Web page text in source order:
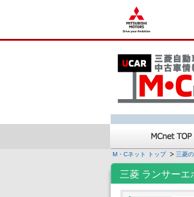
M・Cネット トップ 三菱
三菱 ランサー